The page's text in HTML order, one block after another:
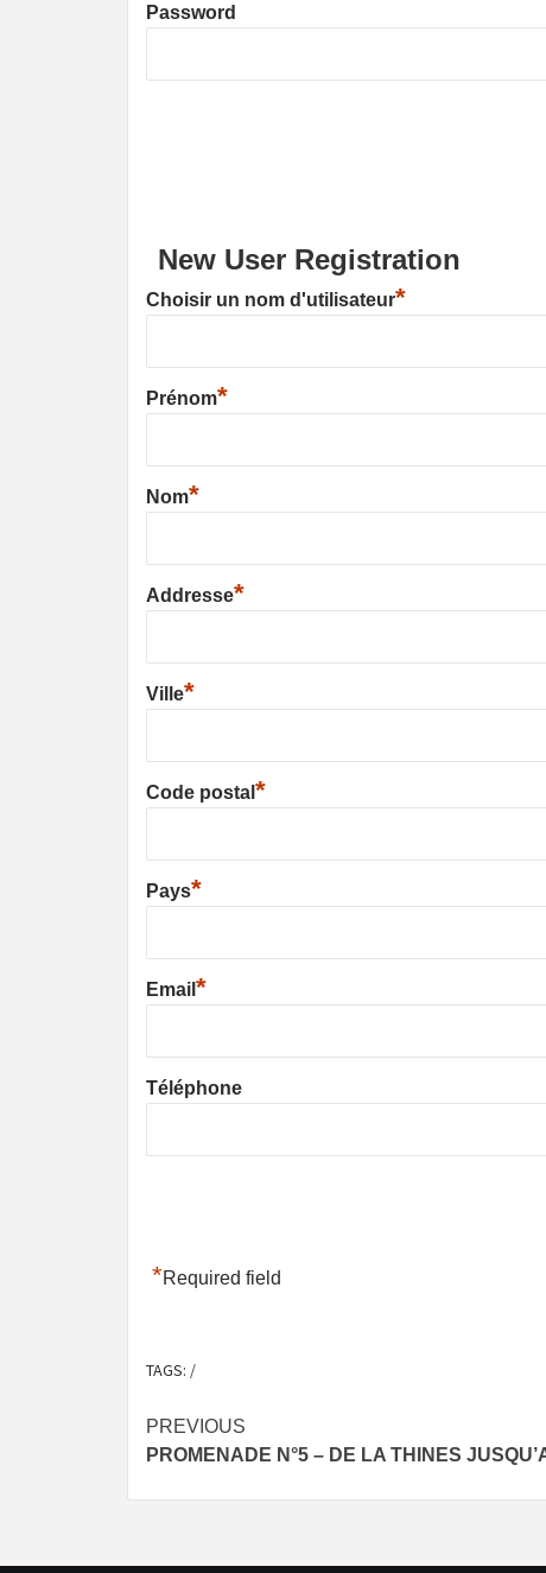
Password
New User Registration
Choisir un nom d'utilisateur*
Prénom*
Nom*
Addresse*
Ville*
Code postal *
Pays*
Email *
Téléphone
*Required field
TAGS: /
Post
navigation
PREVIOUS
PROMENADE N°5 – DE LA THINES